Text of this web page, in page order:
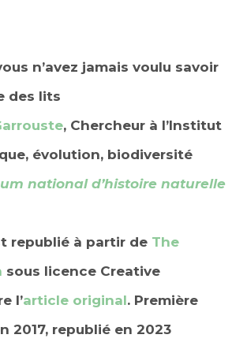
n’avez jamais voulu savoir
des lits
, Chercheur à l’Institut
évolution, biodiversité
national d’histoire naturelle
republié à partir de The
sous licence Creative
l’article original. Première
2017, republié en 2023